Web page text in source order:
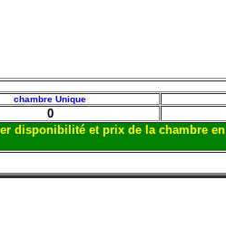
chambre Unique
0
disponibilité et prix de la chambre